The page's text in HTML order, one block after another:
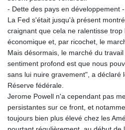
MRU
MUR
MVR
MXN
MYR
MZN
NGN
NIO
NOK
- Dette des pays en développement -
La Fed s'était jusqu'à présent
craignant que cela ne ralentisse
économique et, par ricochet, le
Mais désormais, le marché du
sentiment profond est que nous
sans lui nuire gravement", a déclaré
Réserve fédérale.
Jerome Powell n'a cependant pas
persistantes sur ce front, et
toujours bien plus élevé chez les